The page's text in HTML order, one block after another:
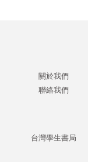
關於我們
聯絡我們
台灣學生書局